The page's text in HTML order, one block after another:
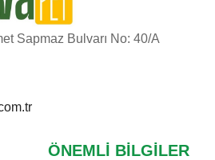
Sapmaz Bulvarı No: 40/A
ÖNEMLI BILGILER